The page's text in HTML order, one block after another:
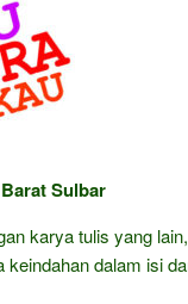
Sulbar
karya tulis yang
dalam isi